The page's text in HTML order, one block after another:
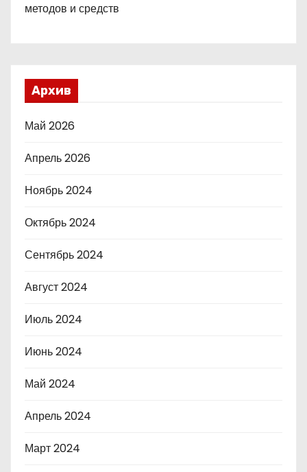
методов и средств
Архив
Май 2026
Апрель 2026
Ноябрь 2024
Октябрь 2024
Сентябрь 2024
Август 2024
Июль 2024
Июнь 2024
Май 2024
Апрель 2024
Март 2024